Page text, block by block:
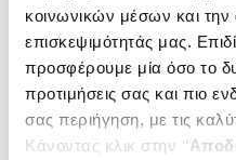
κοινωνικών μέσων και
επισκεψιμότητάς μας.
προσφέρουμε μία όσο το
προτιμήσεις σας και πιο
σας περιήγηση, με τις
Κάνοντας κλικ στην ‘’